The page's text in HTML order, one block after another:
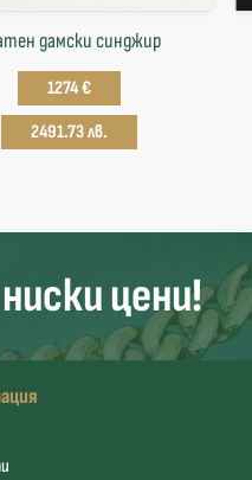
дамски синджир
1274 €
2491.73 лв.
цени!